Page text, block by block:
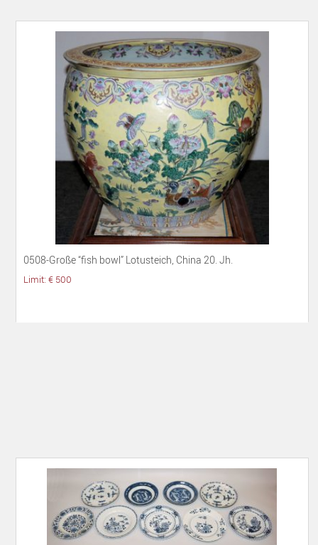
0508-Große “fish bowl” Lotusteich, China 20. Jh.
Limit: € 500